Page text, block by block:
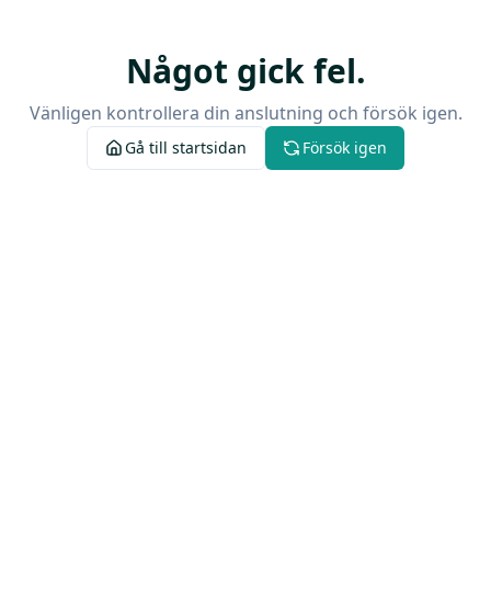
Något gick fel.
Vänligen kontrollera din anslutning och försök igen.
Gå till startsidan Försök igen